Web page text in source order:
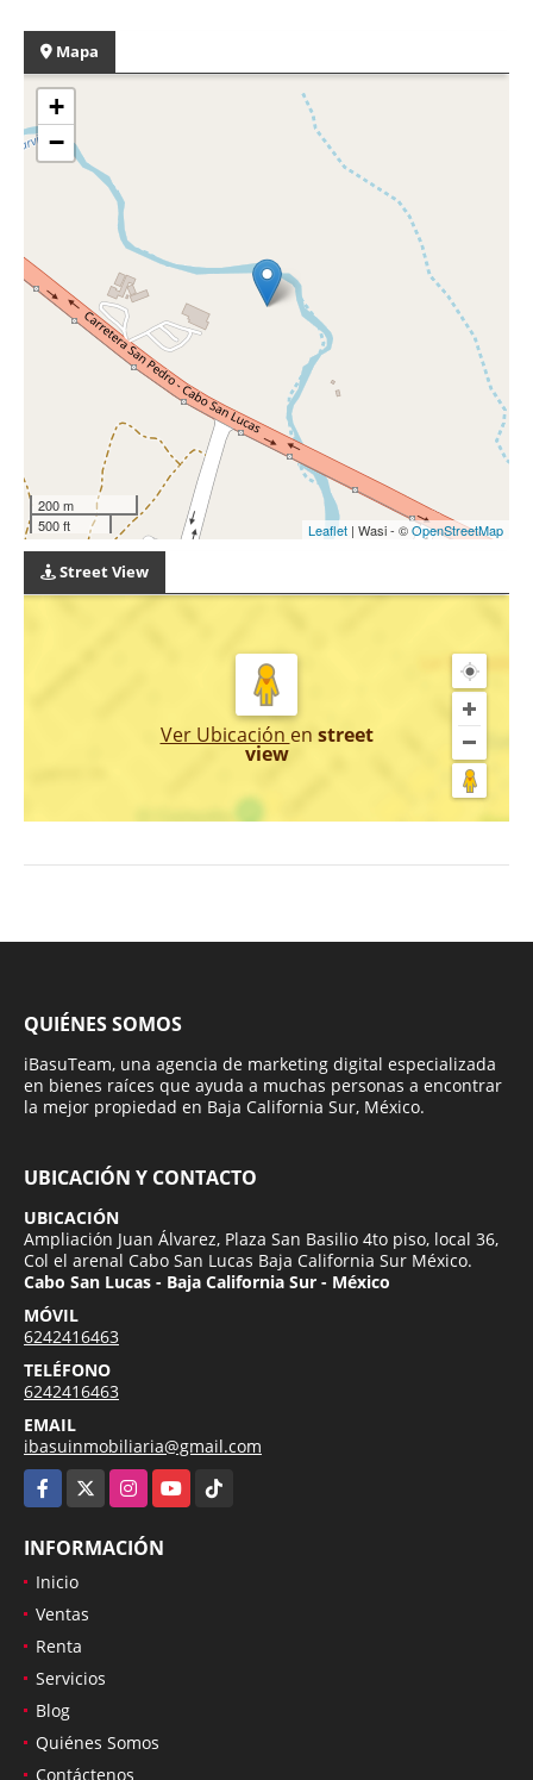
Mapa
+
−
200 m
500 ft
Leaflet | Wasi - ©OpenStreetMap
Street View
Ver Ubicación en street
view
QUIÉNES SOMOS
iBasuTeam, una agencia de marketing digital especializada
en bienes raíces que ayuda a muchas personas a encontrar
la mejor propiedad en Baja California Sur, México.
UBICACIÓN Y CONTACTO
UBICACIÓN
Ampliación Juan Álvarez, Plaza San Basilio 4to piso, local 36,
Col el arenal Cabo San Lucas Baja California Sur México.
Cabo San Lucas - Baja California Sur - México
MÓVIL
6242416463
TELÉFONO
6242416463
EMAIL
ibasuinmobiliaria@gmail.com
Facebook
InstagramYouTubeTikTok
INFORMACIÓN
Inicio
Ventas
Renta
Servicios
Blog
Quiénes Somos
Contáctenos